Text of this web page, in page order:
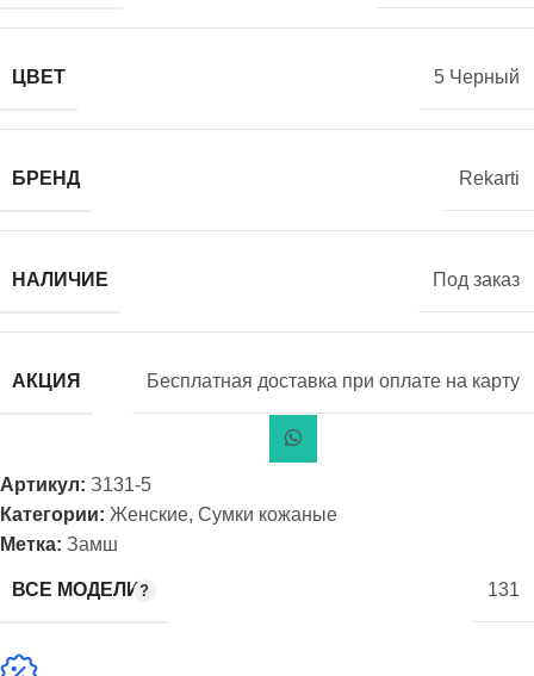
ЦВЕТ 5 Черный
БРЕНД Rekarti
НАЛИЧИЕ Под заказ
АКЦИЯ Бесплатная доставка при оплате на карту
Артикул: З131-5
Категории: Женские, Сумки кожаные
Метка: Замш
ВСЕ МОДЕЛИ 131